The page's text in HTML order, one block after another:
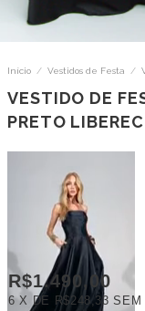
Início / Vestidos de Festa /
VESTIDO DE
PRETO LIBEREC
R$1.490,00
6 X DE R$248,33 SEM